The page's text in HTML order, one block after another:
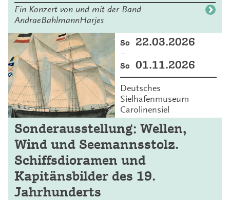
Ein Konzert von und mit der Band
AndraeBahlmannHarjes
So 22.03.2026
–
So 01.11.2026
Deutsches
Sielhafenmuseum
Carolinensiel
Sonderausstellung: Wellen,
Wind und Seemannsstolz.
Schiffsdioramen und
Kapitänsbilder des 19.
Jahrhunderts